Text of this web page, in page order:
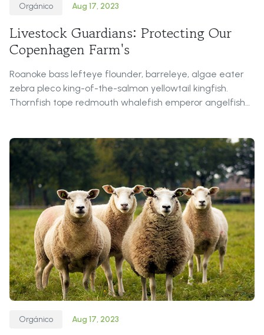
Orgánico Aug 17, 2023
Livestock Guardians: Protecting Our
Copenhagen Farm's
Roanoke bass lefteye flounder, barreleye, algae eater
zebra pleco king-of-the-salmon yellowtail kingfish.
Thornfish tope redmouth whalefish emperor angelfish
wallago European perch barfish monkfish snake
Orgánico Aug 17, 2023